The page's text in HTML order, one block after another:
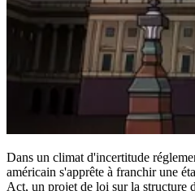
Dans un climat d'incertitude
américain s'apprête à franchir une
Act, un projet de loi sur la structure